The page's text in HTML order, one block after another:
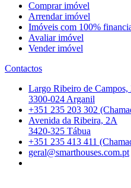
Comprar imóvel
Arrendar imóvel
Imóveis com 100%
Avaliar imóvel
Vender imóvel
Contactos
Largo Ribeiro de Campos,
3300-024 Arganil
+351 235 203 302
Avenida da Ribeira, 2A
3420-325 Tábua
+351 235 413 411
geral@smarthouses.com.pt